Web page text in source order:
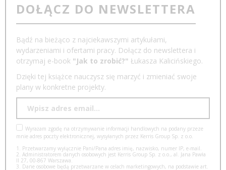
DOŁĄCZ DO NEWSLETTERA
Bądź na bieżąco z najciekawszymi artykułami,
wydarzeniami i ofertami pracy. Dołącz do newslettera i
otrzymaj e-book "Jak to zrobić?" Łukasza Kalicińskiego.
Dzięki tej książce nauczysz się marzyć i zmieniać swoje
plany w konkretne projekty.
Wyrażam zgodę na otrzymywanie informacji handlowych na podany przeze
mnie adres poczty elektronicznej, wysyłanych przez Kerris Group Sp. z o.o.
1. Przetwarzamy wyłącznie Pani/Pana adres imię, nazwisko, numer IP, e-mail.
2. Administratorem danych osobowych jest Kerris Group Sp. z o.o., al. Jana Pawła
II 27, 00-867 Warszawa.
3. Dane osobowe będą przetwarzane w celach marketingowych, na podstawie art.